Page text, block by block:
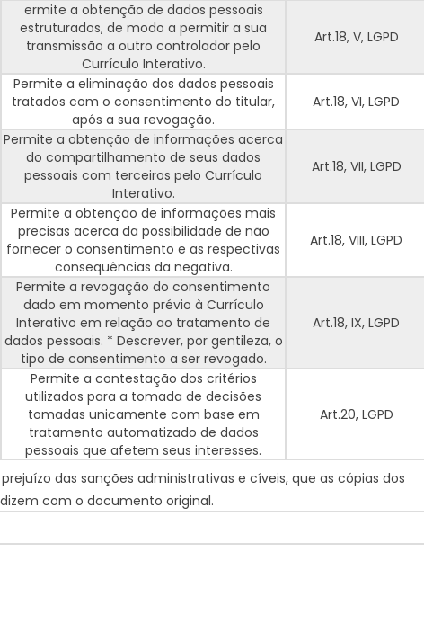
ermite a obtenção de dados pessoais
estruturados, de modo a permitir a sua
transmissão a outro controlador pelo
Currículo Interativo.
Art.18, V, LGPD
Permite a eliminação dos dados pessoais
tratados com o consentimento do titular,
após a sua revogação.
Art.18, VI, LGPD
Permite a obtenção de informações acerca
do compartilhamento de seus dados
pessoais com terceiros pelo Currículo
Interativo.
Art.18, VII, LGPD
Permite a obtenção de informações mais
precisas acerca da possibilidade de não
fornecer o consentimento e as respectivas
consequências da negativa.
Art.18, VIII, LGPD
Permite a revogação do consentimento
dado em momento prévio à Currículo
Interativo em relação ao tratamento de
dados pessoais. * Descrever, por gentileza, o
tipo de consentimento a ser revogado.
Art.18, IX, LGPD
Permite a contestação dos critérios
utilizados para a tomada de decisões
tomadas unicamente com base em
tratamento automatizado de dados
pessoais que afetem seus interesses.
Art.20, LGPD
prejuízo das sanções administrativas e cíveis, que as cópias dos
com o documento original.